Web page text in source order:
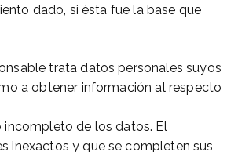
dado, si ésta fue la base que
trata datos personales suyos
a obtener información al respecto
incompleto de los datos. El
inexactos y que se completen sus